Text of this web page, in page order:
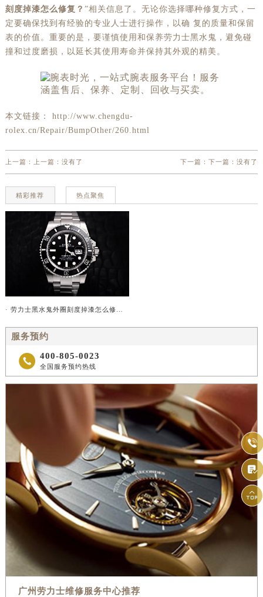
刻度掉漆怎么修复？ ”相关信息了。无论你选择哪种修复方式，一
定要确保找到有经验的专业人士进行操作，以确 复的质量和保留
表的价值。重要的是，要谨慎使用和保养劳力士黑水鬼，避免碰
撞和过度磨损，以延长其使用寿命并保持其外观的精美。
本文链接： http://www.chengdu-
rolex.cn/Repair/BumpOther/260.html
上一篇：上一篇：没有了 下一篇：下一篇：没有了
精彩推荐 热点聚焦
服务预约
 400-805-0023
全国服务预约热线
广州劳力士维修服务中心推荐


